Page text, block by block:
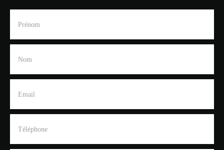
Prénom
Nom
Email
Téléphone